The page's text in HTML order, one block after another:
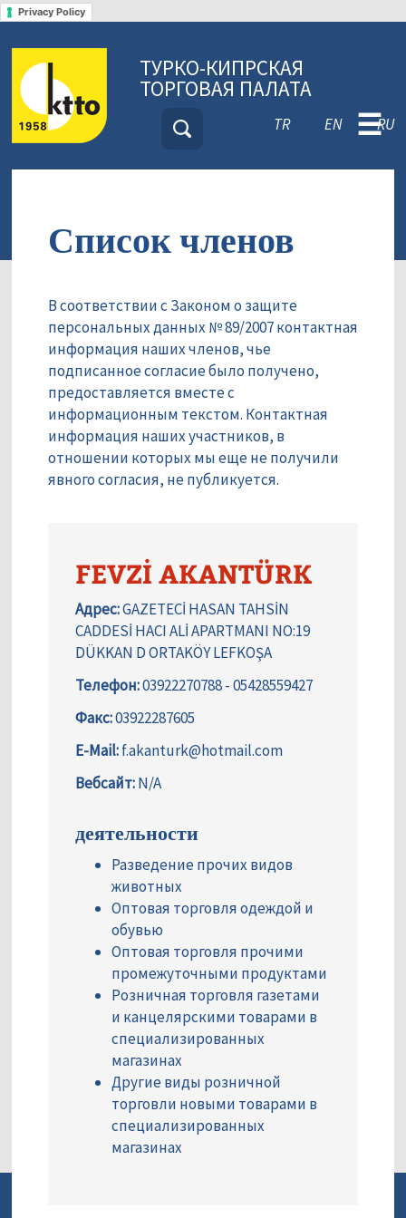
Privacy Policy
ТУРКО-КИПРСКАЯ
ТОРГОВАЯ ПАЛАТА
TR EN RU
☰
Список членов
В соответствии с Законом о защите
персональных данных № 89/2007 контактная
информация наших членов, чье
подписанное согласие было получено,
предоставляется вместе с
информационным текстом. Контактная
информация наших участников, в
отношении которых мы еще не получили
явного согласия, не публикуется.
FEVZİ AKANTÜRK
Адрес:GAZETECİ HASAN TAHSİN
CADDESİ HACI ALİ APARTMANI NO:19
DÜKKAN D ORTAKÖY LEFKOŞA
Телефон:03922270788 - 05428559427
Факс:03922287605
E-Mail:f.akanturk@hotmail.com
Вебсайт:N/A
деятельности
Разведение прочих видов
животных
Оптовая торговля одеждой и
обувью
Оптовая торговля прочими
промежуточными продуктами
Розничная торговля газетами
и канцелярскими товарами в
специализированных
магазинах
Другие виды розничной
торговли новыми товарами в
специализированных
магазинах